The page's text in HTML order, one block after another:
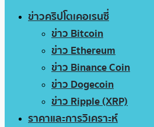
ข่าวคริปโตเคอเรนซี่
ข่าว Bitcoin
ข่าว Ethereum
ข่าว Binance Coin
ข่าว Dogecoin
ข่าว Ripple (XRP)
ราคาและการวิเคราะห์